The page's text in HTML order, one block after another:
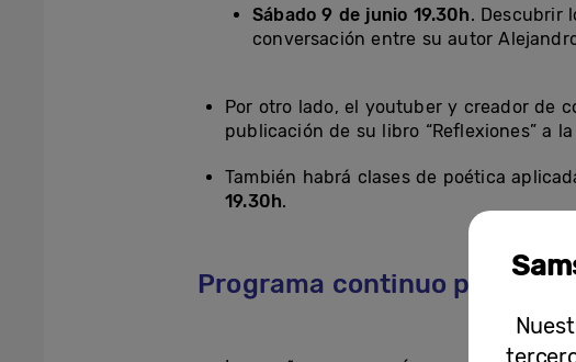
Sábado 9 de junio 19.30h. Descubrir
conversación entre su autor
Por otro lado, el youtuber y creador de
publicación de su libro “Reflexiones” a
También habrá clases de poética
19.30h.
Programa continuo para